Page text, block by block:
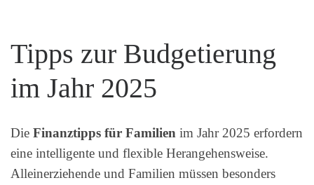
Tipps zur Budgetierung
im Jahr 2025
Die Finanztipps für Familien im Jahr 2025 erfordern
eine intelligente und flexible Herangehensweise.
Alleinerziehende und Familien müssen besonders